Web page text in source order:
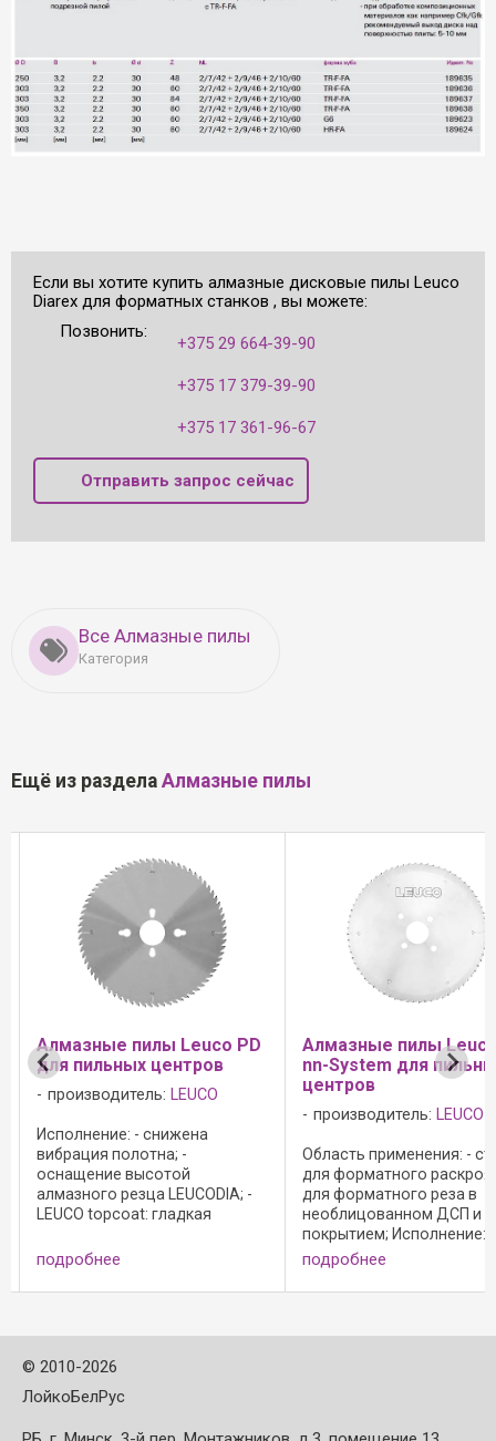
Если вы хотите купить алмазные дисковые пилы Leuco
Diarex для форматных станков , вы можете:
Позвонить:
+375 29 664-39-90
+375 17 379-39-90
+375 17 361-96-67
Отправить запрос сейчас
Все Алмазные пилы
Категория
Ещё из раздела Алмазные пилы
Алмазные пилы Leuco PD
для пильных центров
производитель: LEUCO
Исполнение: - снижена
вибрация полотна; -
оснащение высотой
алмазного резца LEUCODIA; -
LEUCO topcoat: гладкая
адгезии и налипания
материала на резцы; - G6: для
поштучного и пакетного
необлицованных и ...
подробнее
Алмазные пилы
nn-System для
центров
производитель: LEUCO
Область применения: -
для форматного
для форматного реза в
необлицованном ДСП и
покрытием; Исполнение: -
специальная геометрия
пазухов для отвода
системы NoNoise; -
оснащение высотой ...
подробнее
© 2010-2026
ЛойкоБелРус